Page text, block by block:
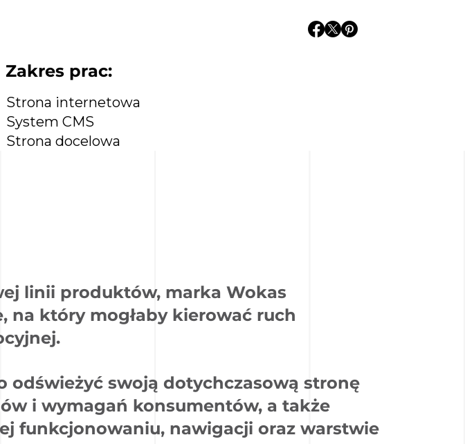
Zakres prac:
Strona internetowa
System CMS
Strona docelowa
linii produktów, marka Wokas
na który mogłaby kierować ruch
odświeżyć swoją dotychczasową stronę
i wymagań konsumentów, a także
funkcjonowaniu, nawigacji oraz warstwie